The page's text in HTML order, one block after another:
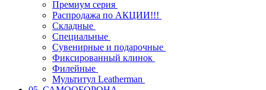
Премиум серия
Распродажа по АКЦИИ!!!
Складные
Специальные
Сувенирные и подарочные
Фиксированный клинок
Филейные
Мультитул Leatherman